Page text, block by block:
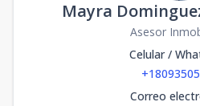
Mayra
Asesor
Celular /
Correo